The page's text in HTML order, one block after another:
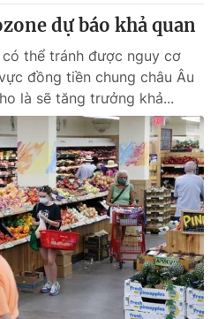
dự báo khả quan
thể tránh được nguy cơ
đồng tiền chung châu Âu
là sẽ tăng trưởng khả...